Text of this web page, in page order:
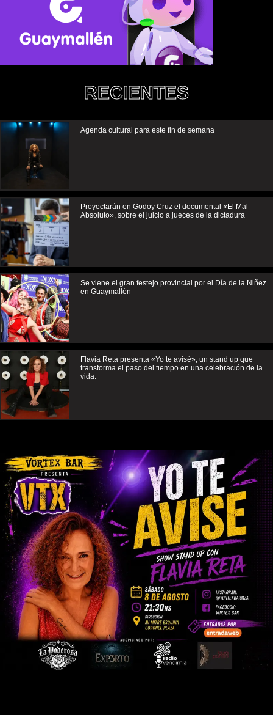
RECIENTES
Agenda cultural para este fin de semana
Proyectarán en Godoy Cruz el documental «El Mal
Absoluto», sobre el juicio a jueces de la dictadura
Se viene el gran festejo provincial por el Día de la Niñez
en Guaymallén
Flavia Reta presenta «Yo te avisé», un stand up que
transforma el paso del tiempo en una celebración de la
vida.